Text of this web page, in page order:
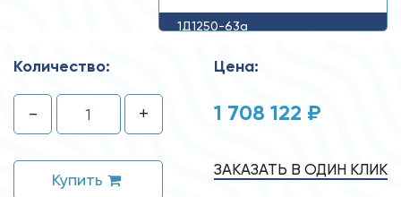
1Д1250-63а
Количество:
- +
Купить
Цена:
1 708 122 ₽
ЗАКАЗАТЬ В ОДИН КЛИК